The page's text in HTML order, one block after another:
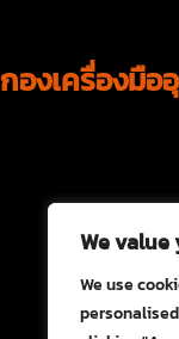
We
We use
กองเครื่องมือ